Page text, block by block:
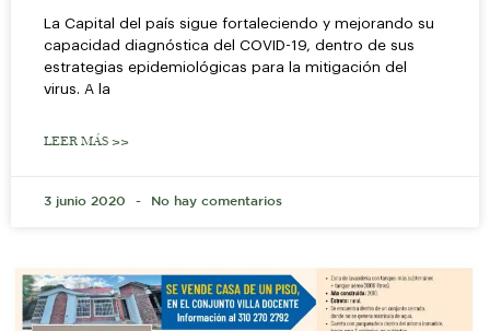
La Capital del país sigue fortaleciendo y mejorando su
capacidad diagnóstica del COVID-19, dentro de sus
estrategias epidemiológicas para la mitigación del
virus. A la
LEER MÁS >>
3 junio 2020 No hay comentarios